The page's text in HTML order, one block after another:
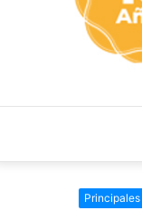
Principales